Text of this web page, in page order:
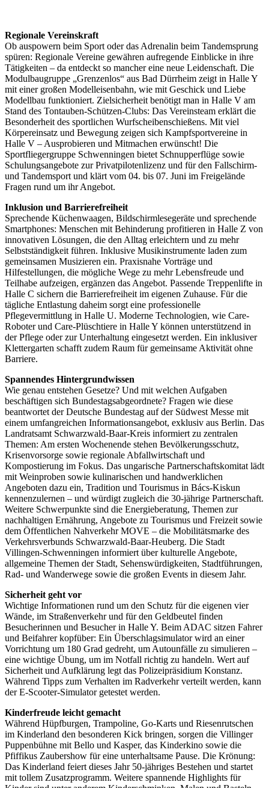
Regionale Vereinskraft
Ob auspowern beim Sport oder das Adrenalin beim Tandemsprung
spüren: Regionale Vereine gewähren aufregende Einblicke in ihre
Tätigkeiten – da entdeckt so mancher eine neue Leidenschaft. Die
Modulbaugruppe „Grenzenlos“ aus Bad Dürrheim zeigt in Halle Y
mit einer großen Modelleisenbahn, wie mit Geschick und Liebe
Modellbau funktioniert. Zielsicherheit benötigt man in Halle V am
Stand des Tontauben-Schützen-Clubs: Das Vereinsteam erklärt die
Besonderheit des sportlichen Wurfscheibenschießens. Mit viel
Körpereinsatz und Bewegung zeigen sich Kampfsportvereine in
Halle V – Ausprobieren und Mitmachen erwünscht! Die
Sportfliegergruppe Schwenningen bietet Schnupperflüge sowie
Schulungsangebote zur Privatpilotenlizenz und für den Fallschirm-
und Tandemsport und klärt vom 04. bis 07. Juni im Freigelände
Fragen rund um ihr Angebot.
Inklusion und Barrierefreiheit
Sprechende Küchenwaagen, Bildschirmlesegeräte und sprechende
Smartphones: Menschen mit Behinderung profitieren in Halle Z von
innovativen Lösungen, die den Alltag erleichtern und zu mehr
Selbstständigkeit führen. Inklusive Musikinstrumente laden zum
gemeinsamen Musizieren ein. Praxisnahe Vorträge und
Hilfestellungen, die mögliche Wege zu mehr Lebensfreude und
Teilhabe aufzeigen, ergänzen das Angebot. Passende Treppenlifte in
Halle C sichern die Barrierefreiheit im eigenen Zuhause. Für die
tägliche Entlastung daheim sorgt eine professionelle
Pflegevermittlung in Halle U. Moderne Technologien, wie Care-
Roboter und Care-Plüschtiere in Halle Y können unterstützend in
der Pflege oder zur Unterhaltung eingesetzt werden. Ein inklusiver
Klettergarten schafft zudem Raum für gemeinsame Aktivität ohne
Barriere.
Spannendes Hintergrundwissen
Wie genau entstehen Gesetze? Und mit welchen Aufgaben
beschäftigen sich Bundestagsabgeordnete? Fragen wie diese
beantwortet der Deutsche Bundestag auf der Südwest Messe mit
einem umfangreichen Informationsangebot, exklusiv aus Berlin. Das
Landratsamt Schwarzwald-Baar-Kreis informiert zu zentralen
Themen: Am ersten Wochenende stehen Bevölkerungsschutz,
Krisenvorsorge sowie regionale Abfallwirtschaft und
Kompostierung im Fokus. Das ungarische Partnerschaftskomitat lädt
mit Weinproben sowie kulinarischen und handwerklichen
Angeboten dazu ein, Tradition und Tourismus in Bács-Kiskun
kennenzulernen – und würdigt zugleich die 30-jährige Partnerschaft.
Weitere Schwerpunkte sind die Energieberatung, Themen zur
nachhaltigen Ernährung, Angebote zu Tourismus und Freizeit sowie
dem Öffentlichen Nahverkehr MOVE – die Mobilitätsmarke des
Verkehrsverbunds Schwarzwald-Baar-Heuberg. Die Stadt
Villingen-Schwenningen informiert über kulturelle Angebote,
allgemeine Themen der Stadt, Sehenswürdigkeiten, Stadtführungen,
Rad- und Wanderwege sowie die großen Events in diesem Jahr.
Sicherheit geht vor
Wichtige Informationen rund um den Schutz für die eigenen vier
Wände, im Straßenverkehr und für den Geldbeutel finden
Besucherinnen und Besucher in Halle Y. Beim ADAC sitzen Fahrer
und Beifahrer kopfüber: Ein Überschlagsimulator wird an einer
Vorrichtung um 180 Grad gedreht, um Autounfälle zu simulieren –
eine wichtige Übung, um im Notfall richtig zu handeln. Wert auf
Sicherheit und Aufklärung legt das Polizeipräsidium Konstanz.
Während Tipps zum Verhalten im Radverkehr verteilt werden, kann
der E-Scooter-Simulator getestet werden.
Kinderfreude leicht gemacht
Während Hüpfburgen, Trampoline, Go-Karts und Riesenrutschen
im Kinderland den besonderen Kick bringen, sorgen die Villinger
Puppenbühne mit Bello und Kasper, das Kinderkino sowie die
Pfiffikus Zaubershow für eine unterhaltsame Pause. Die Krönung:
Das Kinderland feiert dieses Jahr 50-jähriges Bestehen und startet
mit tollem Zusatzprogramm. Weitere spannende Highlights für